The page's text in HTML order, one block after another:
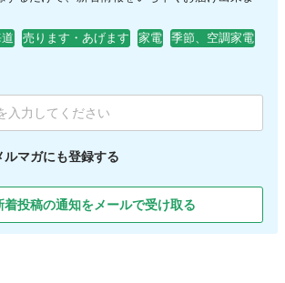
売ります・あげます 家電
季節、空調家電
ルマガにも登録する
着投稿の通知をメールで受け取る